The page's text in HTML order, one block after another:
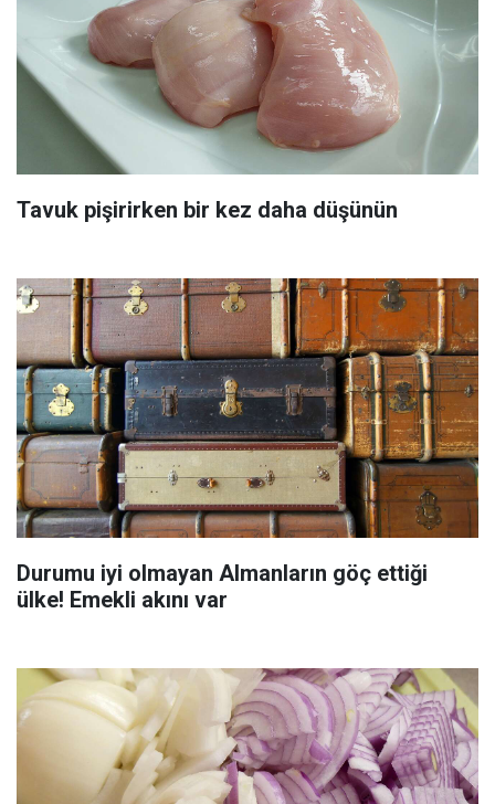
Tavuk pişirirken bir kez daha düşünün
Durumu iyi olmayan Almanların göç ettiği
ülke! Emekli akını var